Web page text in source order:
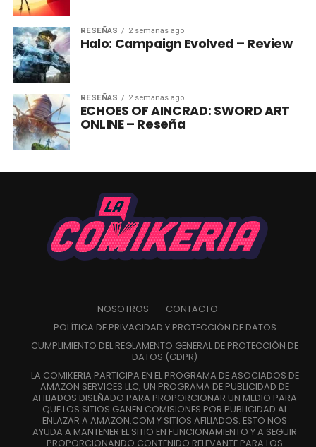
RESEÑAS 2 semanas ago
Halo: Campaign Evolved – Review
RESEÑAS 2 semanas ago
ECHOES OF AINCRAD: SWORD ART
ONLINE – Reseña
NOSOTROS
CONTACTO
POLÍTICA DE PRIVACIDAD Y PROTECCIÓN DE DATOS
CUMPLIMIENTO DEL REGLAMENTO GENERAL DE PROTECCIÓN DE
DATOS (GDPR)
LA COMIKERIA PARTICIPA EN EL PROGRAMA DE ASOCIADOS DE
AMAZON SERVICES LLC, UN PROGRAMA DE PUBLICIDAD DE
AFILIADOS DISEÑADO PARA PROPORCIONAR UN MEDIO PARA
QUE LOS SITIOS GANEN COMISIONES POR PUBLICIDAD AL
ENLAZAR A AMAZON.COM Y SITIOS AFILIADOS. ESTO NOS
AYUDA A MANTENER EL SITIO EN FUNCIONAMIENTO Y A SEGUIR
PROPORCIONANDO CONTENIDO RELEVANTE PARA LOS